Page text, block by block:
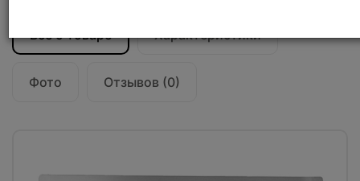
Все о товаре Характеристики
Фото Отзывов (0)